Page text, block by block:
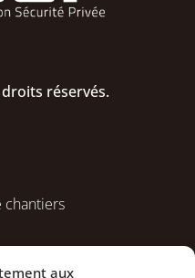
aux
droits réservés.